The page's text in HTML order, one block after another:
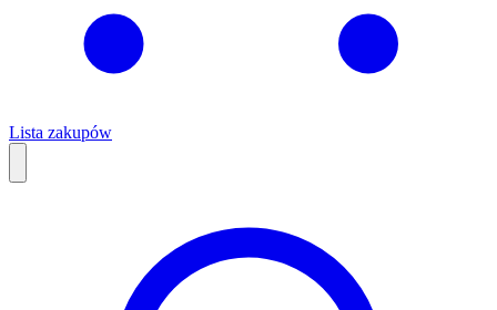
Lista zakupów